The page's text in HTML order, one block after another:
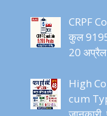
CRPF
कुल
20
High
cum